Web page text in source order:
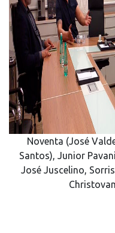
Noventa (José
Santos), Junior
José Juscelino,